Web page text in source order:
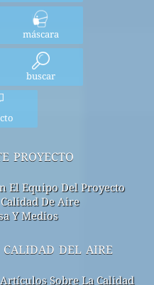
máscara
buscar
proyecto
El Equipo Del Proyecto
De Aire
Y Medios
del aire
Sobre La Calidad